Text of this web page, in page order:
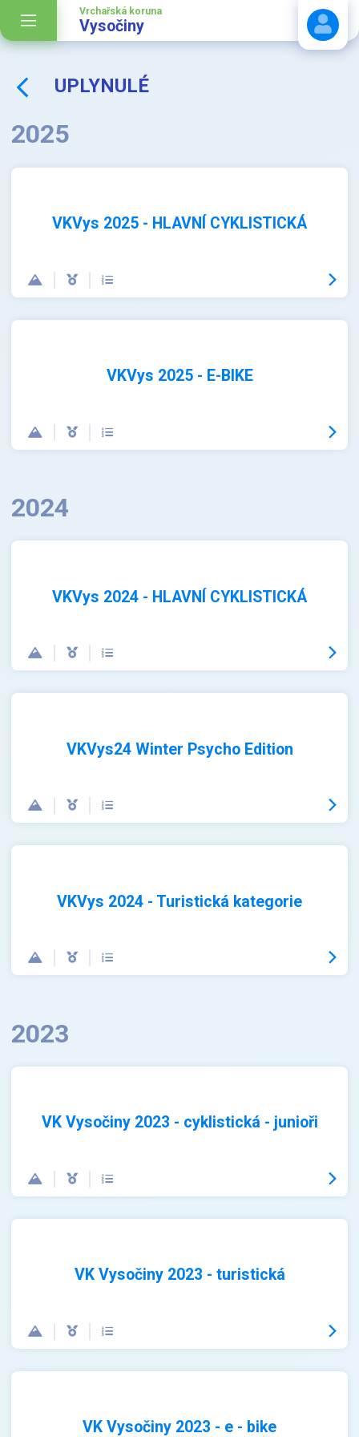
Vrchařská koruna
Vysočiny
UPLYNULÉ
2025
VKVys 2025 - HLAVNÍ CYKLISTICKÁ
VKVys 2025 - E-BIKE
2024
VKVys 2024 - HLAVNÍ CYKLISTICKÁ
VKVys24 Winter Psycho Edition
VKVys 2024 - Turistická kategorie
2023
VK Vysočiny 2023 - cyklistická - junioři
VK Vysočiny 2023 - turistická
VK Vysočiny 2023 - e - bike